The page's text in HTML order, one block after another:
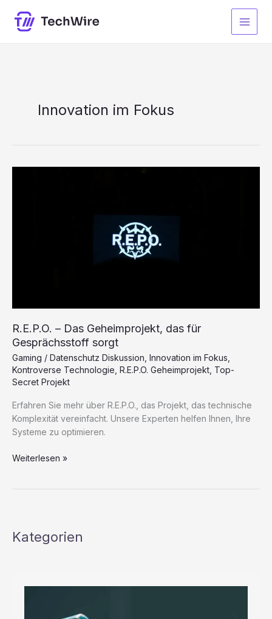
Inhalt
springen
Innovation im Fokus
R.E.P.O. – Das Geheimprojekt, das für
Gesprächsstoff sorgt
Gaming / Datenschutz Diskussion Innovation im Fokus
Kontroverse Technologie R.E.P.O. Geheimprojekt Top-
Secret Projekt
Erfahren Sie mehr über R.E.P.O., das Projekt, das technische
Komplexität vereinfacht. Unsere Experten helfen Ihnen, Ihre
Systeme zu optimieren.
R.E.P.O.
Gesprächsstoff
Weiterlesen »
Kategorien